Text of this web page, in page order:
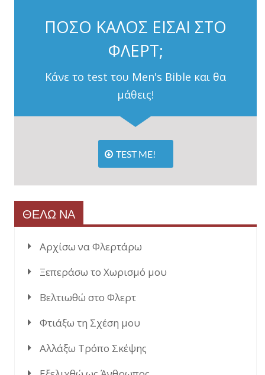
ΠΟΣΟ ΚΑΛΟΣ ΕΙΣΑΙ ΣΤΟ
ΦΛΕΡΤ;
Κάνε το test του Men's Bible και θα
μάθεις!
TEST ME!
ΘΕΛΩ ΝΑ
Αρχίσω να Φλερτάρω
Ξεπεράσω το Χωρισμό μου
Βελτιωθώ στο Φλερτ
Φτιάξω τη Σχέση μου
Αλλάξω Τρόπο Σκέψης